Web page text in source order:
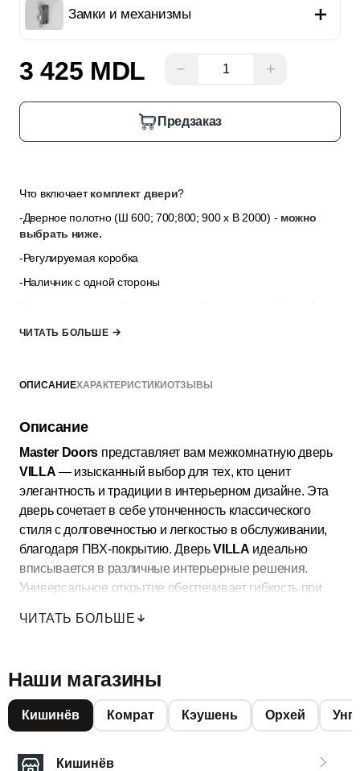
Замки и механизмы
3 425 MDL − +
Предзаказ
Что включаеткомплект двери?
-Дверное полотно (Ш 600; 700;800; 900 x В 2000) - можно
выбрать ниже.
-Регулируемая коробка
-Наличник с одной стороны
толщина стены не позволяет закрыть её только наличниками.
выбрать в разделе “Добавить к заказу”
ЧИТАТЬ БОЛЬШЕ
ОПИСАНИЕХАРАКТЕРИСТИКИОТЗЫВЫ
Описание
Master Doors представляет вам межкомнатную дверь
VILLA — изысканный выбор для тех, кто ценит
элегантность и традиции в интерьерном дизайне. Эта
дверь сочетает в себе утонченность классического
стиля с долговечностью и легкостью в обслуживании,
благодаря ПВХ-покрытию. ДверьVILLA идеально
вписывается в различные интерьерные решения.
Универсальное открытие обеспечивает гибкость при
гарантирует долгосрочные инвестиции в эстетику и
найдете вMaster Doors.
ЧИТАТЬ БОЛЬШЕ
Наши магазины
Кишинёв Комрат Кэушень Орхей
Кишинёв